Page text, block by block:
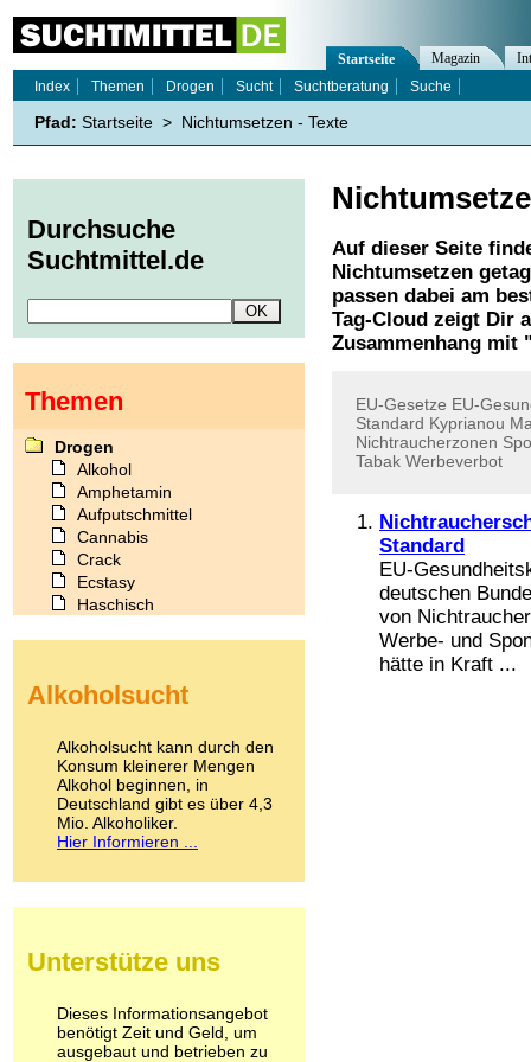
Auf dieser Seite
Nichtumsetzen
passen dabei am
Tag-Cloud zeigt Dir
Zusammenhang mit
EU-Gesetze EU-
Standard Kyprianou
Nichtraucherzonen
Tabak Werbeverbot
Standard
EU-
deutschen
von
Werbe- und
hätte in Kraft ...
Startseite Magazin
Index
Themen Drogen Sucht Suchtberatung Suche
Pfad: Startseite > Nichtumsetzen - Texte
Durchsuche
Suchtmittel.de
Themen
Drogen
Alkohol
Amphetamin
Aufputschmittel
Cannabis
Crack
Ecstasy
Haschisch
Kokain
LSD
Marihuana
Medikamente
Meskalin
Metamphetamin
Methadon
Pilze
Psychopharmaka
Schlafmittel
Schmerzmittel
Alkoholsucht
Alkoholsucht kann durch den
Konsum kleinerer Mengen
Alkohol beginnen, in
Deutschland gibt es über 4,3
Mio. Alkoholiker.
Hier Informieren ...
Unterstütze uns
Dieses Informationsangebot
benötigt Zeit und Geld, um
ausgebaut und betrieben zu